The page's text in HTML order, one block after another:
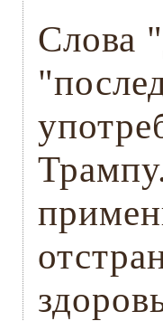
Слова